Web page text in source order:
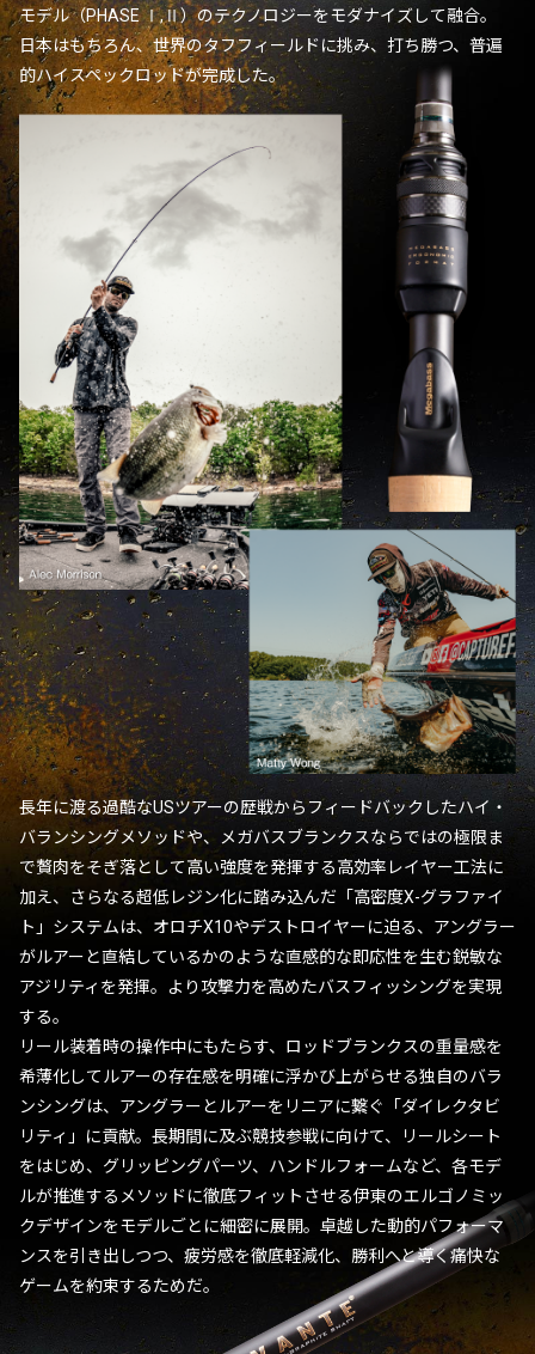
2026NEW PRODUCTS
全て
リセット この内容で検索する
モデル（PHASE Ⅰ,Ⅱ）のテクノロジーをモダナイズして融合。
日本はもちろん、世界のタフフィールドに挑み、打ち勝つ、普遍
的ハイスペックロッドが完成した。
長年に渡る過酷なUSツアーの歴戦からフィードバックしたハイ・
バランシングメソッドや、メガバスブランクスならではの極限ま
で贅肉をそぎ落として高い強度を発揮する高効率レイヤー工法に
加え、さらなる超低レジン化に踏み込んだ「高密度X-グラファイ
ト」システムは、オロチX10やデストロイヤーに迫る、アングラー
がルアーと直結しているかのような直感的な即応性を生む鋭敏な
アジリティを発揮。より攻撃力を高めたバスフィッシングを実現
する。
リール装着時の操作中にもたらす、ロッドブランクスの重量感を
希薄化してルアーの存在感を明確に浮かび上がらせる独自のバラ
ンシングは、アングラーとルアーをリニアに繋ぐ「ダイレクタビ
リティ」に貢献。長期間に及ぶ競技参戦に向けて、リールシート
をはじめ、グリッピングパーツ、ハンドルフォームなど、各モデ
ルが推進するメソッドに徹底フィットさせる伊東のエルゴノミッ
クデザインをモデルごとに細密に展開。卓越した動的パフォーマ
ンスを引き出しつつ、疲労感を徹底軽減化、勝利へと導く痛快な
ゲームを約束するためだ。